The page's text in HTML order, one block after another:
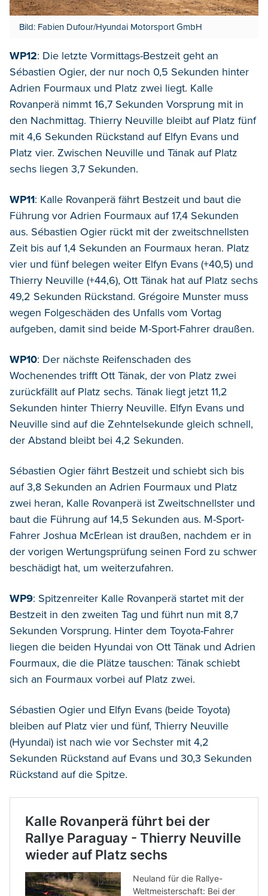
Bild: Fabien Dufour/Hyundai Motorsport GmbH
WP12: Die letzte Vormittags-Bestzeit geht an
Sébastien Ogier, der nur noch 0,5 Sekunden hinter
Adrien Fourmaux und Platz zwei liegt. Kalle
Rovanperä nimmt 16,7 Sekunden Vorsprung mit in
den Nachmittag. Thierry Neuville bleibt auf Platz fünf
mit 4,6 Sekunden Rückstand auf Elfyn Evans und
Platz vier. Zwischen Neuville und Tänak auf Platz
sechs liegen 3,7 Sekunden.
WP11: Kalle Rovanperä fährt Bestzeit und baut die
Führung vor Adrien Fourmaux auf 17,4 Sekunden
aus. Sébastien Ogier rückt mit der zweitschnellsten
Zeit bis auf 1,4 Sekunden an Fourmaux heran. Platz
vier und fünf belegen weiter Elfyn Evans (+40,5) und
Thierry Neuville (+44,6), Ott Tänak hat auf Platz sechs
49,2 Sekunden Rückstand. Grégoire Munster muss
wegen Folgeschäden des Unfalls vom Vortag
aufgeben, damit sind beide M-Sport-Fahrer draußen.
WP10: Der nächste Reifenschaden des
Wochenendes trifft Ott Tänak, der von Platz zwei
zurückfällt auf Platz sechs. Tänak liegt jetzt 11,2
Sekunden hinter Thierry Neuville. Elfyn Evans und
Neuville sind auf die Zehntelsekunde gleich schnell,
der Abstand bleibt bei 4,2 Sekunden.
Sébastien Ogier fährt Bestzeit und schiebt sich bis
auf 3,8 Sekunden an Adrien Fourmaux und Platz
zwei heran, Kalle Rovanperä ist Zweitschnellster und
baut die Führung auf 14,5 Sekunden aus. M-Sport-
Fahrer Joshua McErlean ist draußen, nachdem er in
der vorigen Wertungsprüfung seinen Ford zu schwer
beschädigt hat, um weiterzufahren.
WP9: Spitzenreiter Kalle Rovanperä startet mit der
Bestzeit in den zweiten Tag und führt nun mit 8,7
Sekunden Vorsprung. Hinter dem Toyota-Fahrer
liegen die beiden Hyundai von Ott Tänak und Adrien
Fourmaux, die die Plätze tauschen: Tänak schiebt
sich an Fourmaux vorbei auf Platz zwei.
Sébastien Ogier und Elfyn Evans (beide Toyota)
bleiben auf Platz vier und fünf, Thierry Neuville
(Hyundai) ist nach wie vor Sechster mit 4,2
Sekunden Rückstand auf Evans und 30,3 Sekunden
Rückstand auf die Spitze.